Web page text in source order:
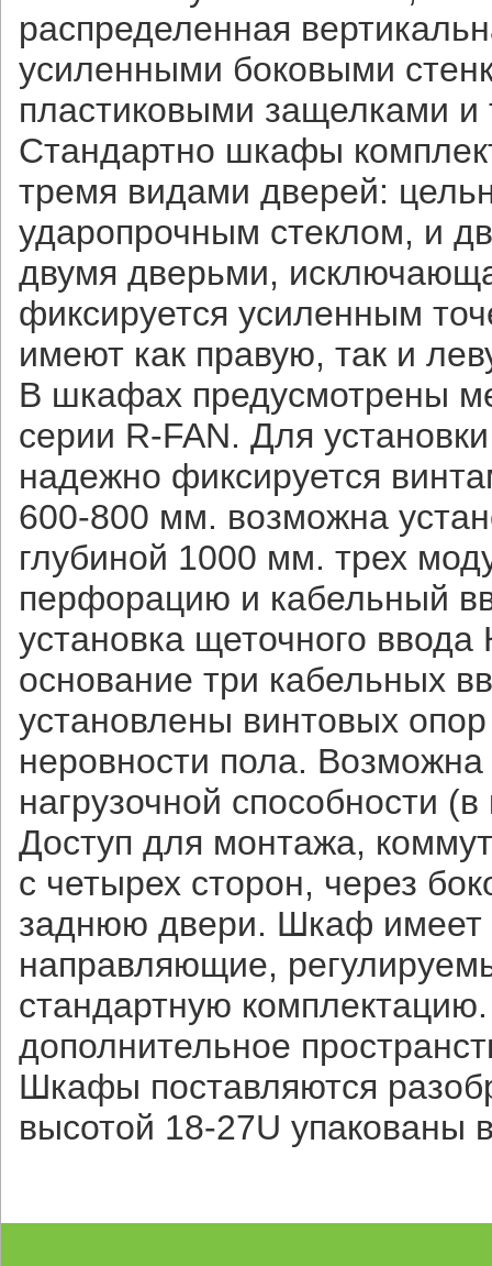
распределенная
усиленными боковыми
пластиковыми защелками
Стандартно шкафы
тремя видами дверей:
ударопрочным стеклом, и
двумя дверьми,
фиксируется усиленным
имеют как правую, так и
В шкафах предусмотрены
серии R-FAN. Для
надежно фиксируется
600-800 мм. возможна
глубиной 1000 мм. трех
перфорацию и кабельный
установка щеточного
основание три кабельных
установлены винтовых
неровности пола.
нагрузочной способности
Доступ для монтажа,
с четырех сторон, через
заднюю двери. Шкаф имеет
направляющие,
стандартную
дополнительное
Шкафы поставляются
высотой 18-27U упакованы